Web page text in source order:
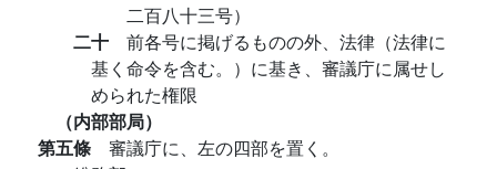
二百八十三号）
二十 前各号に掲げるものの外、法律（法律に
基く命令を含む。）に基き、審議庁に属せし
められた権限
（内部部局）
第五條 審議庁に、左の四部を置く。